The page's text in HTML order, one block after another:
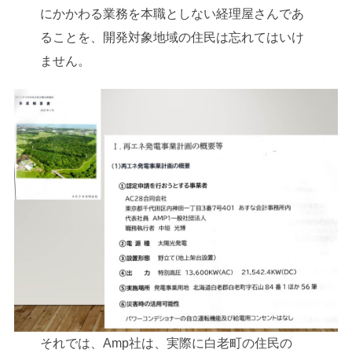
にかかわる業務を本職としない経理屋さんであ
ることを、開発対象地域の住民は忘れてはいけ
ません。
それでは、Amp社は、実際に白老町の住民の